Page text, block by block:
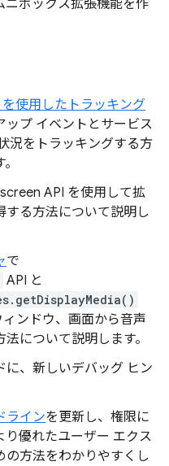
ニボックス拡張機能を作
使用したトラッキング
ップ イベントとサービス
況をトラッキングする方
API を使用して拡
する方法について説明し
で
API と
ンドウ、画面から音声
について説明します。
に、新しいデバッグ ヒン
ラインを更新し、権限に
り優れたユーザー エクス
方法をわかりやすくし